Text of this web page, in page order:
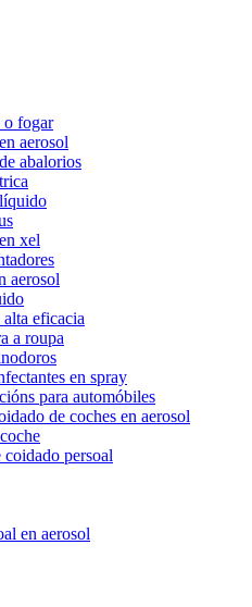
o fogar
aerosol
abalorios
xel
aerosol
eficacia
a roupa
en spray
para automóbiles
de coches en aerosol
coidado persoal
en aerosol